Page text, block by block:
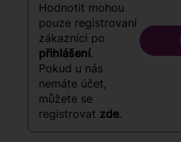
Hodnotit mohou
pouze registrovaní
zákazníci po
přihlášení.
Pokud u nás
nemáte účet,
můžete se
registrovat zde.